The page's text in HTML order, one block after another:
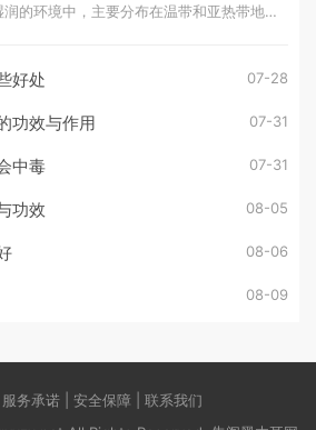
的环境中，主要分布在温带和亚热带地
好处 07-28
功效与作用 07-31
中毒 07-31
功效 08-05
08-06
08-09
务承诺 | 安全保障 | 联系我们